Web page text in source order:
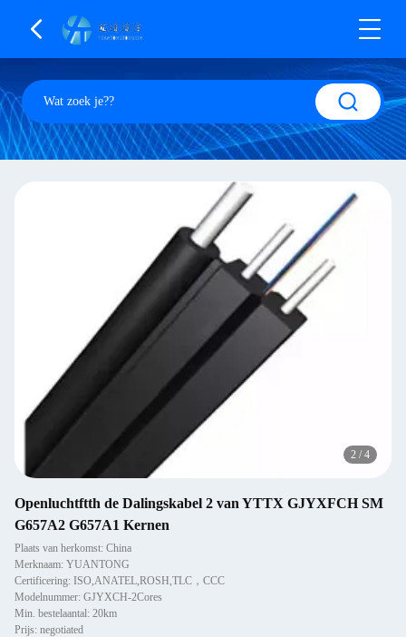
2 / 4
Openluchtftth de Dalingskabel 2 van YTTX GJYXFCH SM
G657A2 G657A1 Kernen
Plaats van herkomst: China
Merknaam: YUANTONG
Certificering: ISO,ANATEL,ROSH,TLC，CCC
Modelnummer: GJYXCH-2Cores
Min. bestelaantal: 20km
Prijs: negotiated